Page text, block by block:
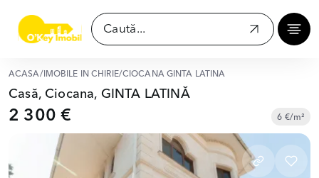
ACASĂ/ IMOBILE ÎN CHIRIE/CIOCANA GINTA LATINĂ
Casă, Ciocana, GINTA LATINĂ
2 300 € 6 €/m²